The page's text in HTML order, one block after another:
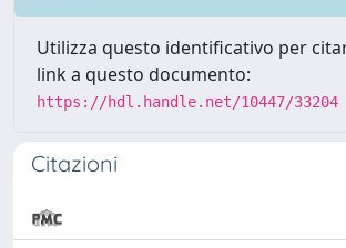
Utilizza questo identificativo per
link a questo documento:
https://hdl.handle.net/10447/33204
Citazioni